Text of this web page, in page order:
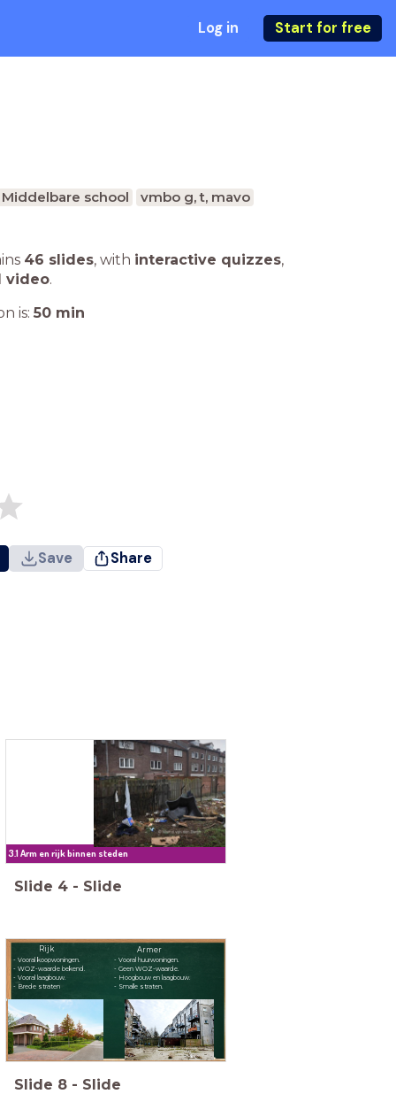
Log in Start for free
Middelbare school
vmbo g, t, mavo
46 slides, with interactive quizzes,
video.
is: 50 min
Save Share
3.1 Arm en rijk binnen steden
Slide 4 - Slide
wijk 1 wijk 2
- Vooral koopwoningen.
- WOZ-waarde bekend.
- Vooral laagbouw.
- Brede straten
- Vooral huurwoningen.
- Geen WOZ-waarde.
- Hoogbouw en laagbouw.
- Smalle straten.
Rijk Armer
Slide 8 - Slide